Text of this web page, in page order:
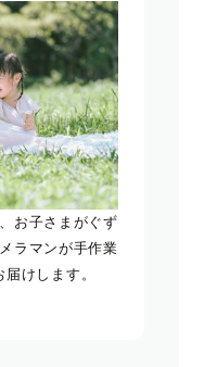
お子さまがぐず
ラマンが手作業
けします。